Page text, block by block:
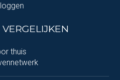
thuis